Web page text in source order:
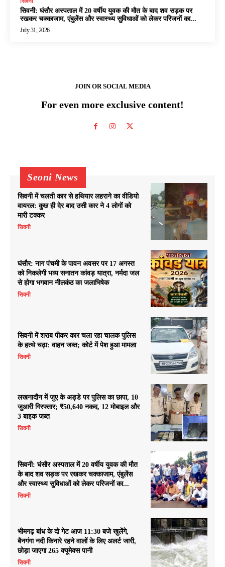
सिवनी: घंसौर अस्पताल में 20 वर्षीय युवक की मौत के बाद शव सड़क पर
रखकर चक्काजाम, एंबुलेंस और स्वास्थ्य सुविधाओं को लेकर परिजनों का...
July 31, 2026
JOIN OR SOCIAL MEDIA
For even more exclusive content!
Seoni News
सिवनी में चलती कार से हथियार लहराने का वीडियो
वायरल: कुछ ही देर बाद उसी कार ने 4 लोगों को
मारी टक्कर
सिवनी
घंसौर: नाग पंचमी के पावन अवसर पर 17 अगस्त
को निकलेगी भव्य सनातन कांवड़ यात्रा, नर्मदा जल
से होगा भगवान नीलकंठ का जलाभिषेक
सिवनी
सिवनी में शराब पीकर कार चला रहा चालक पुलिस
के हत्थे चढ़ा: वाहन जब्त; कोर्ट में पेश हुआ मामला
सिवनी
लखनादौन में जुए के अड्डे पर पुलिस का छापा, 10
जुआरी गिरफ्तार; ₹50,640 नकद, 12 मोबाइल और
3 बाइक जब्त
सिवनी
सिवनी: घंसौर अस्पताल में 20 वर्षीय युवक की मौत
के बाद शव सड़क पर रखकर चक्काजाम, एंबुलेंस
और स्वास्थ्य सुविधाओं को लेकर परिजनों का...
सिवनी
भीमगढ़ बांध के दो गेट आज 11:30 बजे खुलेंगे,
बैनगंगा नदी किनारे रहने वालों के लिए अलर्ट जारी,
छोड़ा जाएगा 265 क्यूमेक्स पानी
सिवनी